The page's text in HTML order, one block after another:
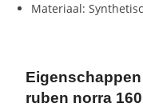
Materiaal:
ruben norra